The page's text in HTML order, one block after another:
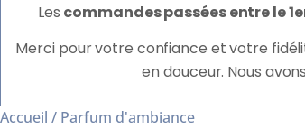
Les commandes passées entre le
Merci pour votre confiance et votre
en douceur. Nous
Accueil / Parfum d'ambiance